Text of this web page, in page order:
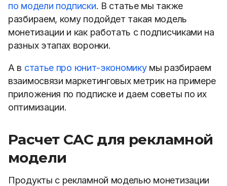
по модели подписки. В статье мы также
разбираем, кому подойдет такая модель
монетизации и как работать с подписчиками на
разных этапах воронки.
А в статье про юнит-экономикумы разбираем
взаимосвязи маркетинговых метрик на примере
приложения по подписке и даем советы по их
оптимизации.
Расчет CAC для рекламной
модели
Продукты с рекламной моделью монетизации